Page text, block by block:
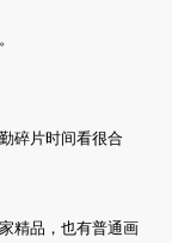
碎片时间看很合
精品，也有普通画